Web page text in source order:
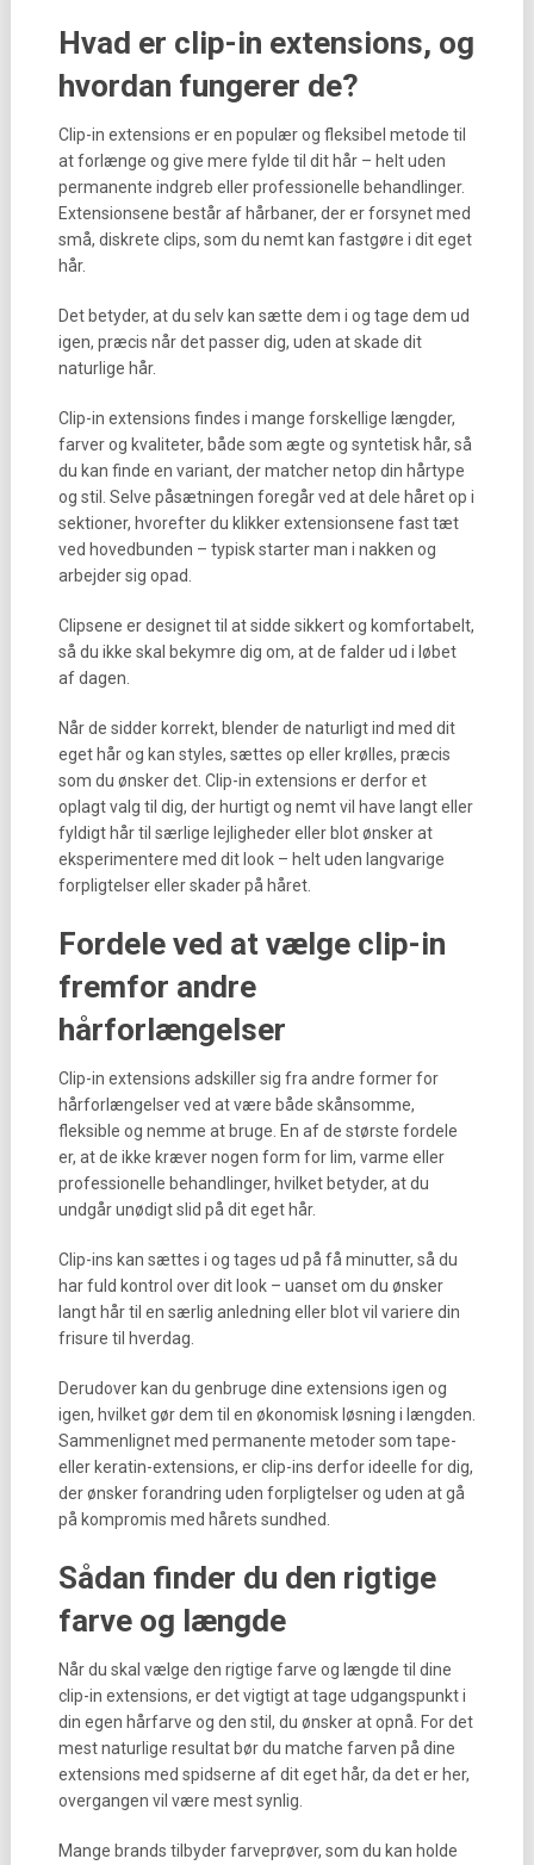
Hvad er clip-in extensions, og
hvordan fungerer de?
Clip-in extensions er en populær og fleksibel metode til
at forlænge og give mere fylde til dit hår – helt uden
permanente indgreb eller professionelle behandlinger.
Extensionsene består af hårbaner, der er forsynet med
små, diskrete clips, som du nemt kan fastgøre i dit eget
hår.
Det betyder, at du selv kan sætte dem i og tage dem ud
igen, præcis når det passer dig, uden at skade dit
naturlige hår.
Clip-in extensions findes i mange forskellige længder,
farver og kvaliteter, både som ægte og syntetisk hår, så
du kan finde en variant, der matcher netop din hårtype
og stil. Selve påsætningen foregår ved at dele håret op i
sektioner, hvorefter du klikker extensionsene fast tæt
ved hovedbunden – typisk starter man i nakken og
arbejder sig opad.
Clipsene er designet til at sidde sikkert og komfortabelt,
så du ikke skal bekymre dig om, at de falder ud i løbet
af dagen.
Når de sidder korrekt, blender de naturligt ind med dit
eget hår og kan styles, sættes op eller krølles, præcis
som du ønsker det. Clip-in extensions er derfor et
oplagt valg til dig, der hurtigt og nemt vil have langt eller
fyldigt hår til særlige lejligheder eller blot ønsker at
eksperimentere med dit look – helt uden langvarige
forpligtelser eller skader på håret.
Fordele ved at vælge clip-in
fremfor andre
hårforlængelser
Clip-in extensions adskiller sig fra andre former for
hårforlængelser ved at være både skånsomme,
fleksible og nemme at bruge. En af de største fordele
er, at de ikke kræver nogen form for lim, varme eller
professionelle behandlinger, hvilket betyder, at du
undgår unødigt slid på dit eget hår.
Clip-ins kan sættes i og tages ud på få minutter, så du
har fuld kontrol over dit look – uanset om du ønsker
langt hår til en særlig anledning eller blot vil variere din
frisure til hverdag.
Derudover kan du genbruge dine extensions igen og
igen, hvilket gør dem til en økonomisk løsning i længden.
Sammenlignet med permanente metoder som tape-
eller keratin-extensions, er clip-ins derfor ideelle for dig,
der ønsker forandring uden forpligtelser og uden at gå
på kompromis med hårets sundhed.
Sådan finder du den rigtige
farve og længde
Når du skal vælge den rigtige farve og længde til dine
clip-in extensions, er det vigtigt at tage udgangspunkt i
din egen hårfarve og den stil, du ønsker at opnå. For det
mest naturlige resultat bør du matche farven på dine
extensions med spidserne af dit eget hår, da det er her,
overgangen vil være mest synlig.
Mange brands tilbyder farveprøver, som du kan holde